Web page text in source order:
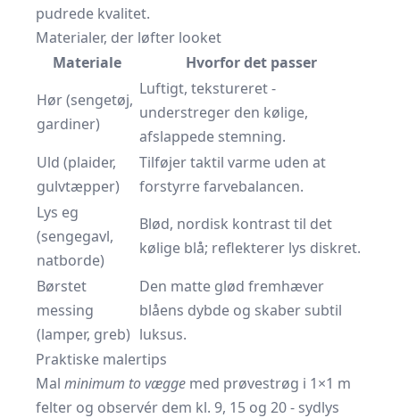
pudrede kvalitet.
Materialer, der løfter looket
Materiale
Hvorfor det passer
Hør (sengetøj,
gardiner)
Luftigt, tekstureret -
understreger den kølige,
afslappede stemning.
Uld (plaider,
gulvtæpper)
Tilføjer taktil varme uden at
forstyrre farvebalancen.
Lys eg
(sengegavl,
natborde)
Blød, nordisk kontrast til det
kølige blå; reflekterer lys diskret.
Børstet
messing
(lamper, greb)
Den matte glød fremhæver
blåens dybde og skaber subtil
luksus.
Praktiske malertips
Mal minimum to vægge med prøvestrøg i 1×1 m
felter og observér dem kl. 9, 15 og 20 - sydlys